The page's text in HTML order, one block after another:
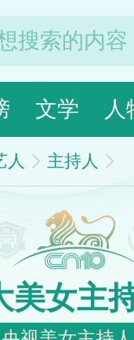
文学 人
人 主持人
美女主